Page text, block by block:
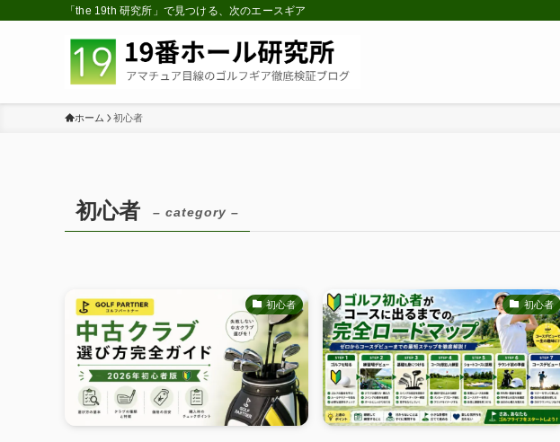
「the 19th 研究所」で見つける、次のエースギア
ホーム 初心者
初心者 – category –
初心者 初心者